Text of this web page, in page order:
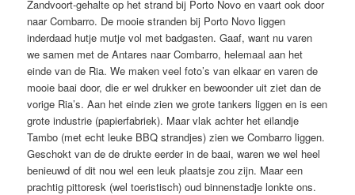
Zandvoort-gehalte op het strand bij Porto Novo en vaart ook door
naar Combarro. De mooie stranden bij Porto Novo liggen
inderdaad hutje mutje vol met badgasten. Gaaf, want nu varen
we samen met de Antares naar Combarro, helemaal aan het
einde van de Ria. We maken veel foto’s van elkaar en varen de
mooie baai door, die er wel drukker en bewoonder uit ziet dan de
vorige Ria’s. Aan het einde zien we grote tankers liggen en is een
grote industrie (papierfabriek). Maar vlak achter het eilandje
Tambo (met echt leuke BBQ strandjes) zien we Combarro liggen.
Geschokt van de de drukte eerder in de baai, waren we wel heel
benieuwd of dit nou wel een leuk plaatsje zou zijn. Maar een
prachtig pittoresk (wel toeristisch) oud binnenstadje lonkte ons.